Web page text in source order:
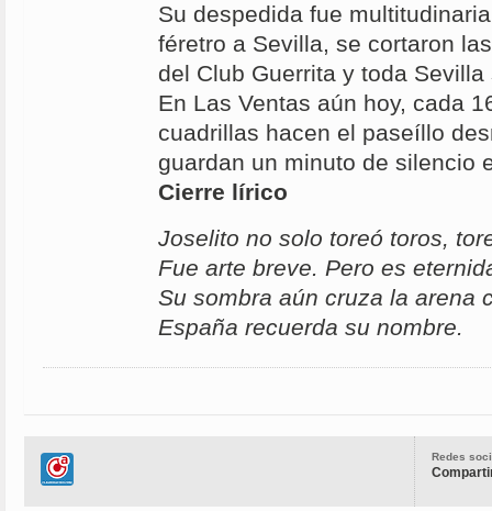
Su despedida fue
féretro a Sevilla, se cortaron
del Club Guerrita y toda
En Las Ventas aún hoy, cada
cuadrillas hacen el paseíllo
guardan un minuto de silencio
Cierre lírico
Joselito no solo toreó toros,
Fue arte breve. Pero es
Su sombra aún cruza la arena
España recuerda su nombre.
Redes